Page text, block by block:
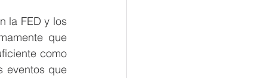
la FED y los
que
como
eventos que